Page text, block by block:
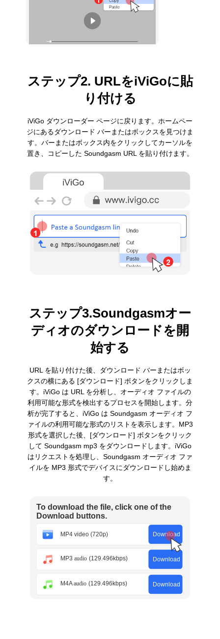
ステップ2. URLをiViGoに貼
り付ける
iViGo ダウンローダー ページに戻ります。ホームペー
ジにあるダウンロード バーまたはボックスを見つけま
す。バーまたはボックス内をクリックしてカーソルを
置き、コピーした Soundgasm URL を貼り付けます。
ステップ3.Soundgasmオー
ディオのダウンロードを開
始する
URL を貼り付けた後、ダウンロード バーまたはボッ
クスの横にある [ダウンロード] ボタンをクリックしま
す。iViGo は URL を分析し、オーディオ ファイルの
利用可能な形式を検出するプロセスを開始します。分
析が完了すると、iViGo は Soundgasm オーディオ フ
ァイルの利用可能な形式のリストを表示します。MP3
形式を選択した後、[ダウンロード] ボタンをクリック
して Soundgasm mp3 をダウンロードします。iViGo
はリクエストを処理し、Soundgasm オーディオ ファ
イルを MP3 形式でデバイスにダウンロードし始めま
す。